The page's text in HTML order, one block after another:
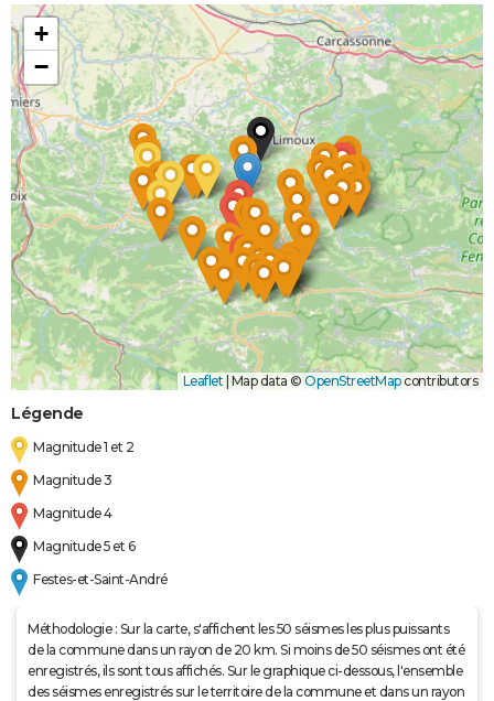
+
−
Leaflet | Map data © OpenStreetMapcontributors
Légende
Magnitude 1 et 2
Magnitude 3
Magnitude 4
Magnitude 5 et 6
Festes-et-Saint-André
Méthodologie : Sur la carte, s'affichent les 50 séismes les plus puissants
de la commune dans un rayon de 20 km. Si moins de 50 séismes ont été
enregistrés, ils sont tous affichés. Sur le graphique ci-dessous, l'ensemble
des séismes enregistrés sur le territoire de la commune et dans un rayon